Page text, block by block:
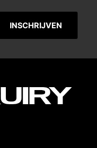
INSCHRIJVEN